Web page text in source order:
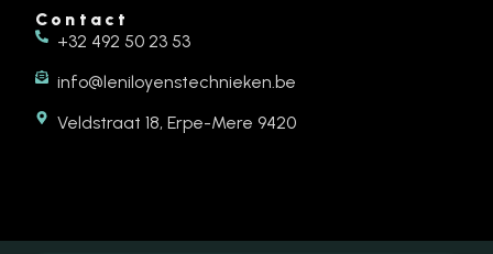
Contact
+32 492 50 23 53
info@leniloyenstechnieken.be
Veldstraat 18, Erpe-Mere 9420